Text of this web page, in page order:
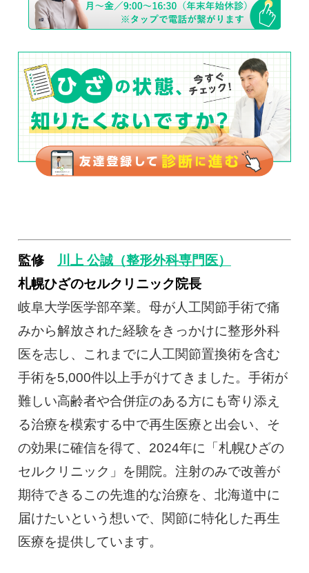
監修
川上 公誠（整形外科専門医）
札幌ひざのセルクリニック院長
岐阜大学医学部卒業。母が人工関節手術で痛
みから解放された経験をきっかけに整形外科
医を志し、これまでに人工関節置換術を含む
手術を5,000件以上手がけてきました。手術が
難しい高齢者や合併症のある方にも寄り添え
る治療を模索する中で再生医療と出会い、そ
の効果に確信を得て、2024年に「札幌ひざの
セルクリニック」を開院。注射のみで改善が
期待できるこの先進的な治療を、北海道中に
届けたいという想いで、関節に特化した再生
医療を提供しています。